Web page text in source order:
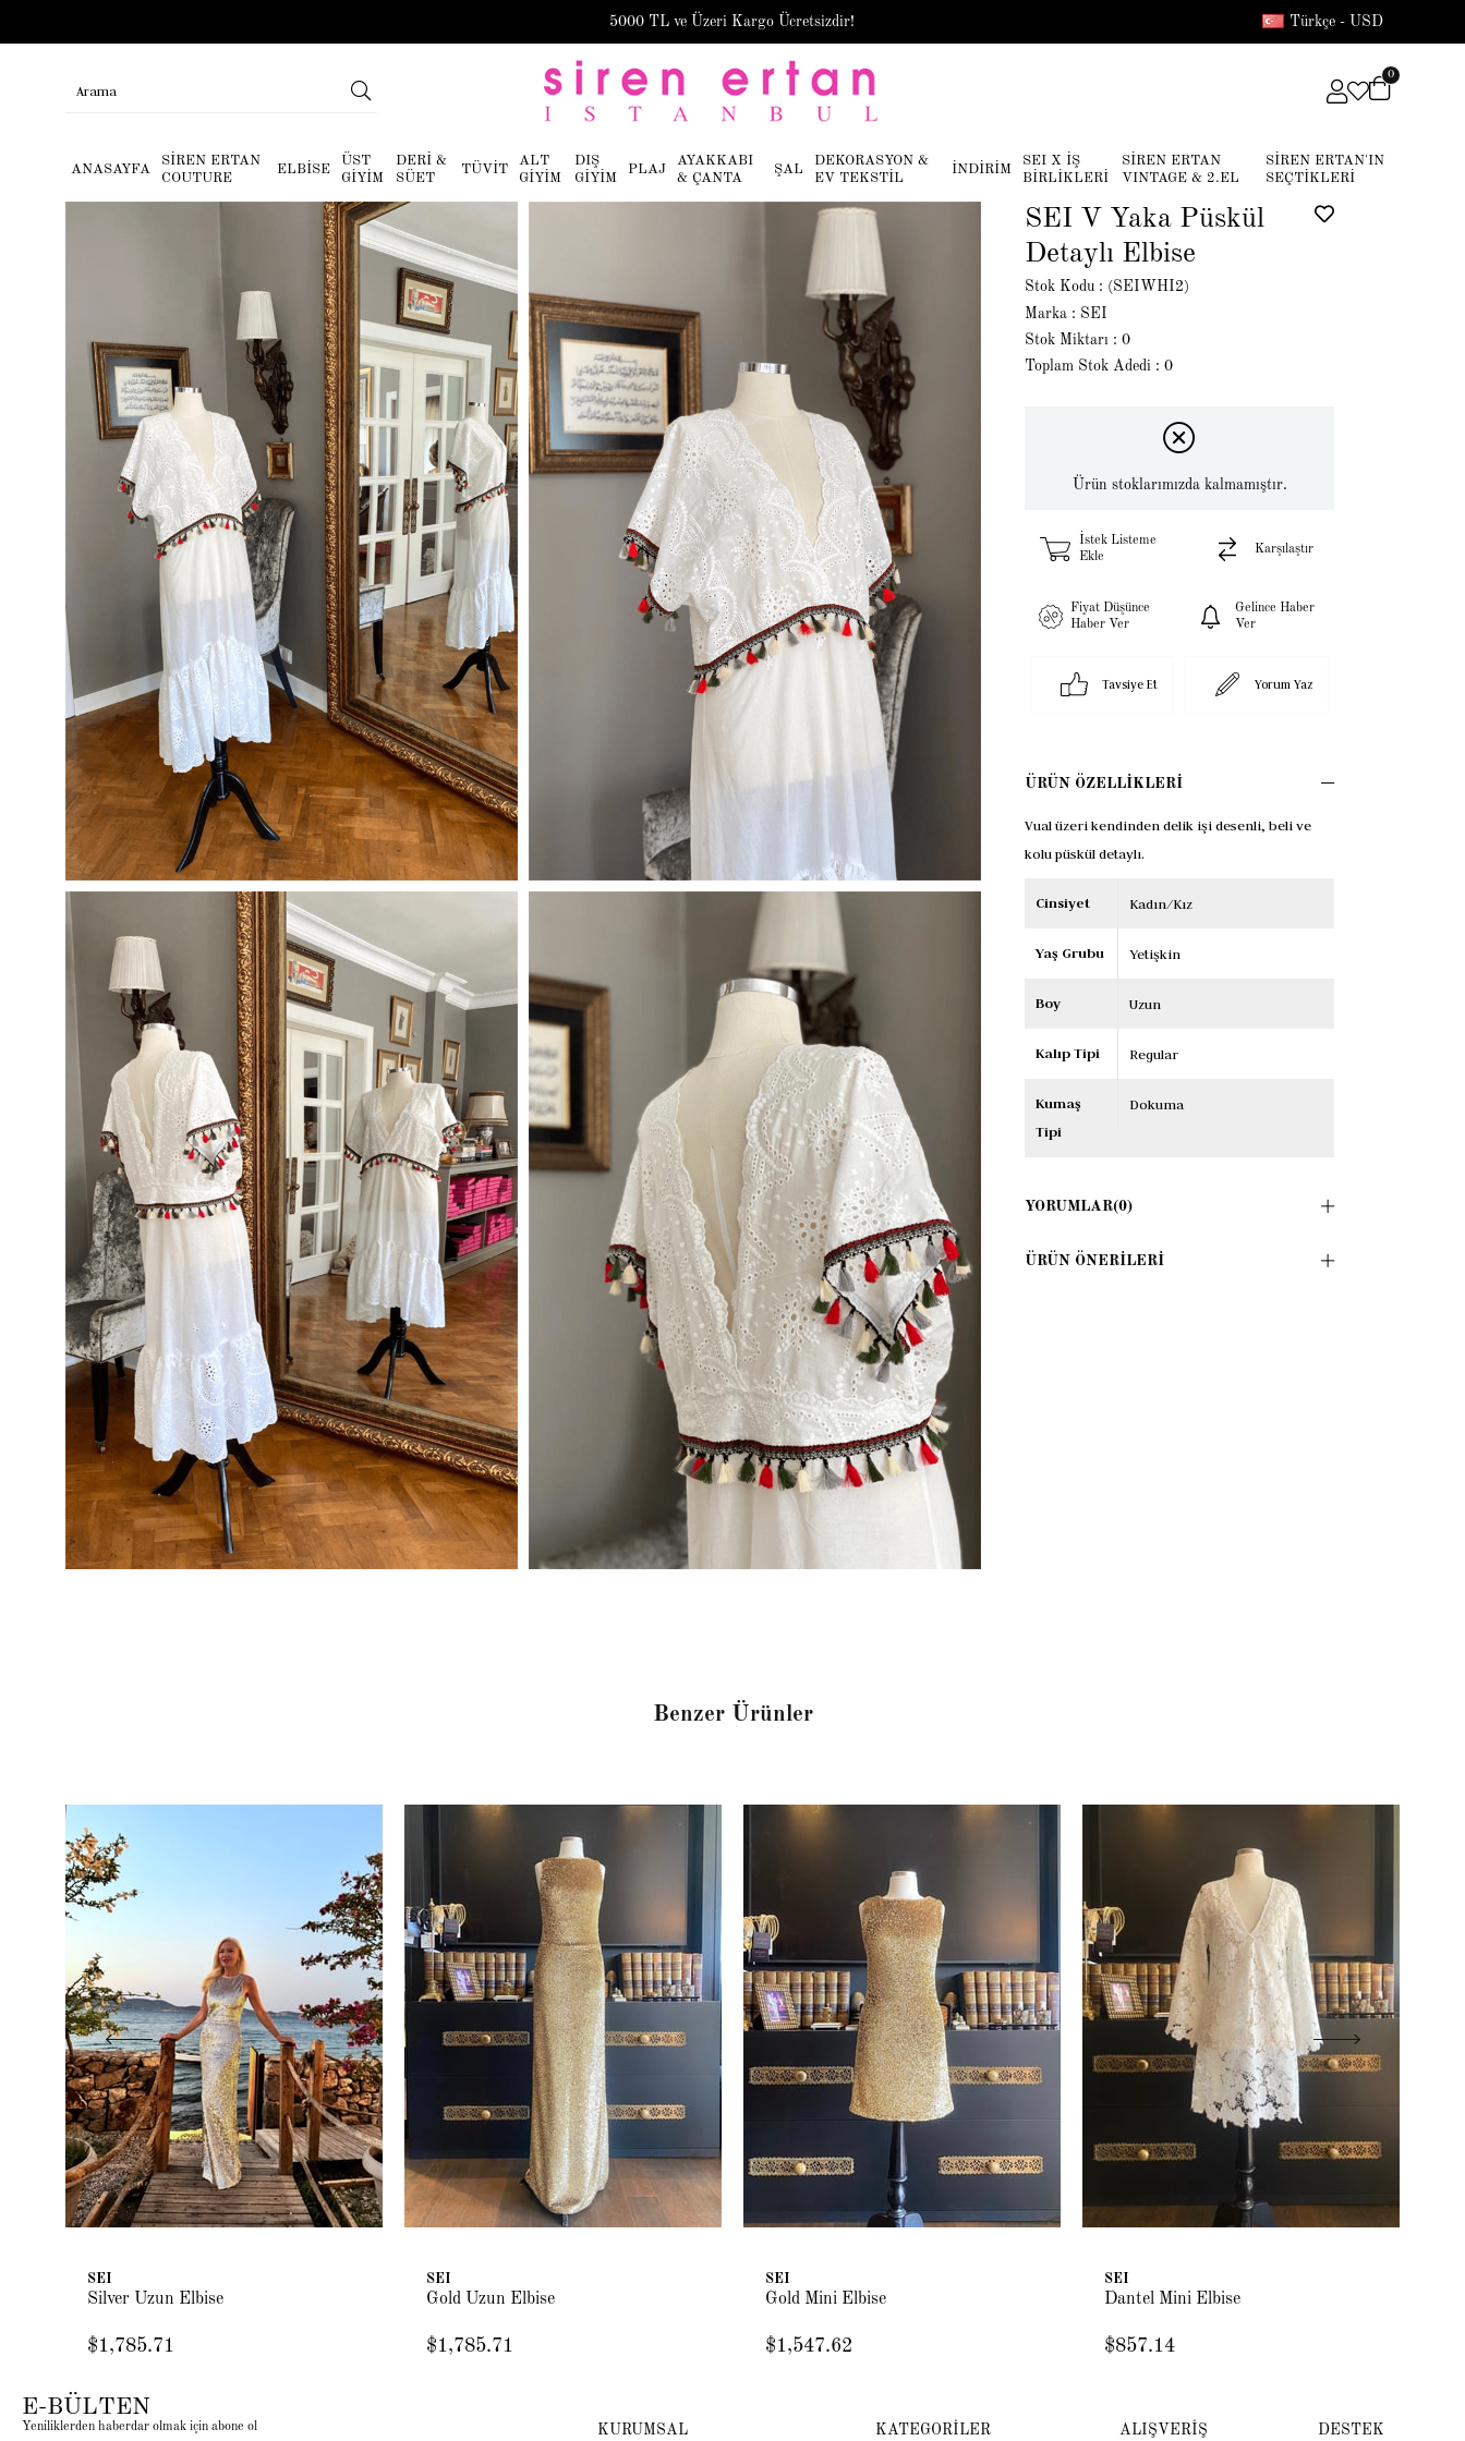
5000 TL ve Üzeri Kargo Ücretsizdir! Türkçe - USD
0
ANASAYFA
SİREN ERTAN
COUTURE
ELBİSE
ÜST
GİYİM
DERİ &
SÜET
TÜVİT
ALT
GİYİM
DIŞ
GİYİM
PLAJ
AYAKKABI
& ÇANTA
ŞAL
DEKORASYON &
EV TEKSTİL
İNDİRİM
SEI X İŞ
BİRLİKLERİ
SİREN ERTAN
VINTAGE & 2.EL
SİREN ERTAN'IN
SEÇTİKLERİ
SEI V Yaka Püskül
Detaylı Elbise
Stok Kodu
(SEIWHI2)
Marka : SEI
Stok Miktarı : 0
Toplam Stok Adedi : 0
Ürün stoklarımızda kalmamıştır.
İstek Listeme
Ekle
Karşılaştır
Fiyat Düşünce
Haber Ver
Gelince Haber
Ver
Tavsiye Et Yorum Yaz
ÜRÜN ÖZELLIKLERI
Vual üzeri kendinden delik işi desenli, beli ve
kolu püskül detaylı.
Cinsiyet Kadın/Kız
Yaş Grubu Yetişkin
Boy Uzun
Kalıp Tipi Regular
Kumaş
Tipi
Dokuma
YORUMLAR(0)
ÜRÜN ÖNERILERI
Benzer Ürünler
SEI
Silver Uzun Elbise
$1,785.71
SEI
Gold Uzun Elbise
$1,785.71
SEI
Gold Mini Elbise
$1,547.62
SEI
Dantel Mini Elbise
$857.14
E-BÜLTEN
Yeniliklerden haberdar olmak için abone ol KURUMSAL KATEGORİLER ALIŞVERİŞ DESTEK